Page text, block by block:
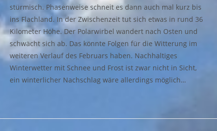
stürmisch. Phasenweise schneit es dann auch mal kurz bis
ins Flachland. In der Zwischenzeit tut sich etwas in rund 36
Kilometer Höhe. Der Polarwirbel wandert nach Osten und
schwächt sich ab. Das könnte Folgen für die Witterung im
weiteren Verlauf des Februars haben. Nachhaltiges
Winterwetter mit Schnee und Frost ist zwar nicht in Sicht,
ein winterlicher Nachschlag wäre allerdings möglich…